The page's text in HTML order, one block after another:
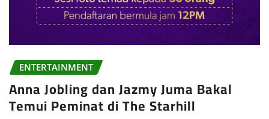
ENTERTAINMENT
Anna Jobling dan Jazmy Juma Bakal
Temui Peminat di The Starhill